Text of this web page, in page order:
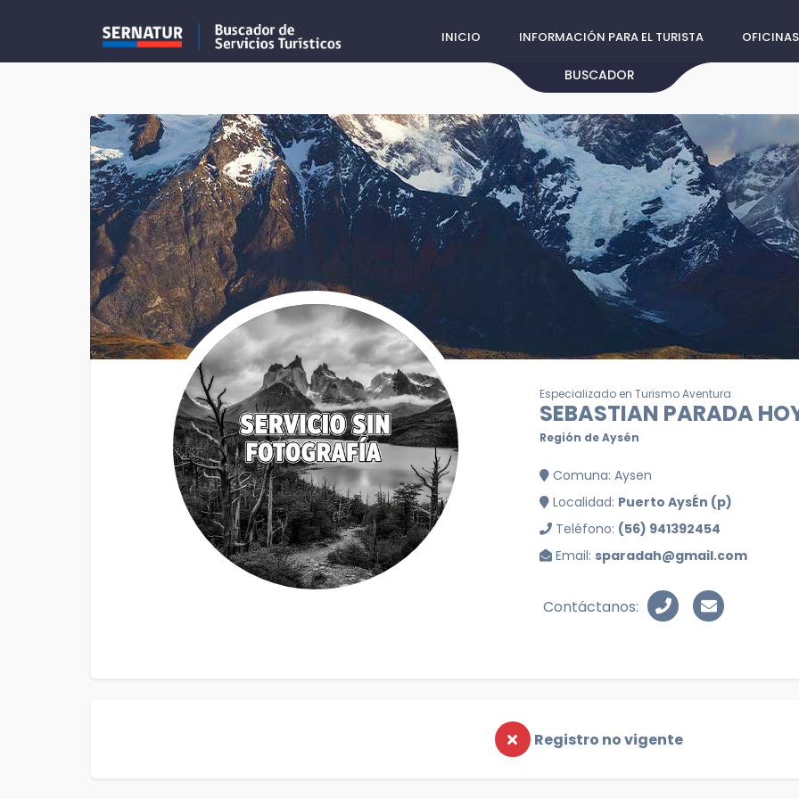
INICIO INFORMACIÓN PARA EL TURISTA
BUSCADOR
Especializado en Turismo Aventura
SEBASTIAN PARADA
Región de Aysén
Comuna: Aysen
Localidad: Puerto AysÉn (p)
Teléfono: (56) 941392454
Email: sparadah@gmail.com
Contáctanos:
Registro no vigente